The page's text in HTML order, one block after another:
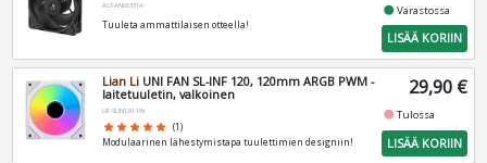
ACFAN00331A
Tuuleta ammattilaisen otteella!
fiber_manual_recordVarastossa
LISÄÄ KORIIN
Lian Li UNI FAN SL-INF 120, 120mm ARGB PWM -
laitetuuletin, valkoinen
UF-SLIN120-1W
star star star star star (1)
Modulaarinen lähestymistapa tuulettimien designiin!
29,90 €
fiber_manual_recordTulossa
LISÄÄ KORIIN